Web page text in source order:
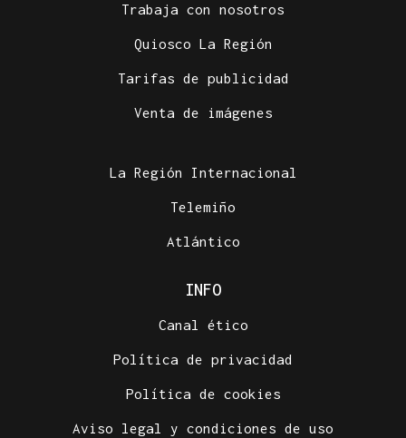
Trabaja con nosotros
Quiosco La Región
Tarifas de publicidad
Venta de imágenes
La Región Internacional
Telemiño
Atlántico
INFO
Canal ético
Política de privacidad
Política de cookies
Aviso legal y condiciones de uso